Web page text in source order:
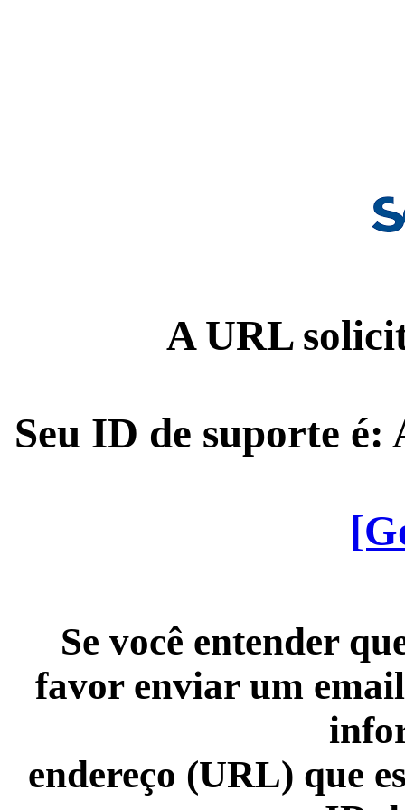
A URL
Seu ID de suporte é:
Se você entender
favor enviar um
endereço (URL) que